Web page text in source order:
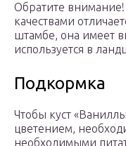
Обратите
качествами
штамбе, она имеет
используется в
Подкормка
Чтобы куст
цветением,
необходимыми